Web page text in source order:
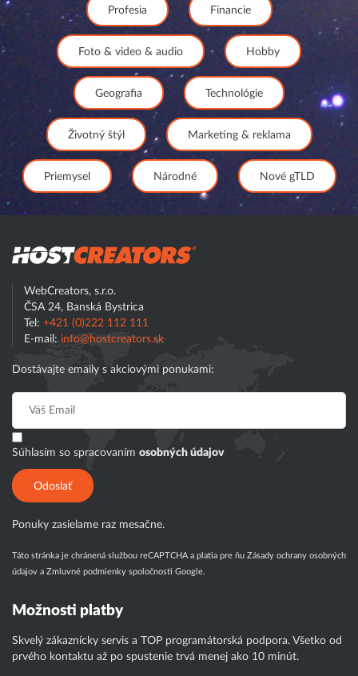
Profesia Financie
Foto & video & audio Hobby
Geografia Technológie
Životný štýl Marketing & reklama
Priemysel Národné Nové gTLD
WebCreators, s.r.o.
ČSA 24, Banská Bystrica
Tel: +421 (0)222 112 111
E-mail: info@hostcreators.sk
Dostávajte emaily s akciovými ponukami:
Súhlasím so spracovaním osobných údajov
Odoslať
Ponuky zasielame raz mesačne.
Táto stránka je chránená službou reCAPTCHA a platia pre ňu Zásady ochrany osobných
údajov a Zmluvné podmienky spoločnosti Google.
Možnosti platby
Skvelý zákaznícky servis a TOP programátorská podpora. Všetko od
prvého kontaktu až po spustenie trvá menej ako 10 minút.